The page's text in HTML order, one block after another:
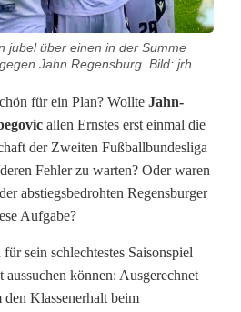
jubel über einen in der Summe
Jahn Regensburg. Bild: jrh
für ein Plan? Wollte Jahn-
allen Ernstes erst einmal die
der Zweiten Fußballbundesliga
Fehler zu warten? Oder waren
abstiegsbedrohten Regensburger
Aufgabe?
sein schlechtestes Saisonspiel
aussuchen können: Ausgerechnet
Klassenerhalt beim